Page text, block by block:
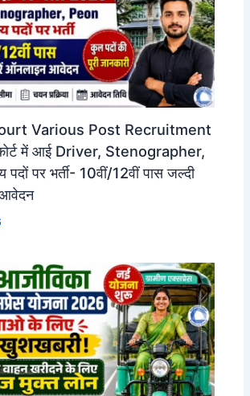
Various Post Recruitment
में आई Driver, Stenographer,
पर भर्ती- 10वीं/12वीं पास जल्दी